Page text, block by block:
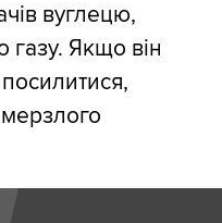
вуглецю,
газу. Якщо він